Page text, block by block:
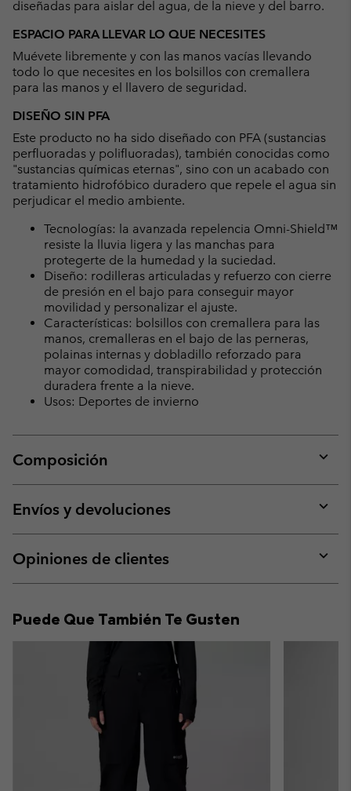
diseñadas para aislar del agua, de la nieve y del barro.
ESPACIO PARA LLEVAR LO QUE NECESITES
Muévete libremente y con las manos vacías llevando
todo lo que necesites en los bolsillos con cremallera
para las manos y el llavero de seguridad.
DISEÑO SIN PFA
Este producto no ha sido diseñado con PFA (sustancias
perfluoradas y polifluoradas), también conocidas como
"sustancias químicas eternas", sino con un acabado con
tratamiento hidrofóbico duradero que repele el agua sin
perjudicar el medio ambiente.
Tecnologías: la avanzada repelencia Omni-Shield™
resiste la lluvia ligera y las manchas para
protegerte de la humedad y la suciedad.
Diseño: rodilleras articuladas y refuerzo con cierre
de presión en el bajo para conseguir mayor
movilidad y personalizar el ajuste.
Características: bolsillos con cremallera para las
manos, cremalleras en el bajo de las perneras,
polainas internas y dobladillo reforzado para
mayor comodidad, transpirabilidad y protección
duradera frente a la nieve.
Usos: Deportes de invierno
Composición
or
Envíos y devoluciones
or
Opiniones de clientes
or
Puede Que También Te Gusten